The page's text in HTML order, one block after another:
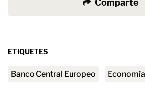
Comparte
ETIQUETES
Banco Central Europeo Economía